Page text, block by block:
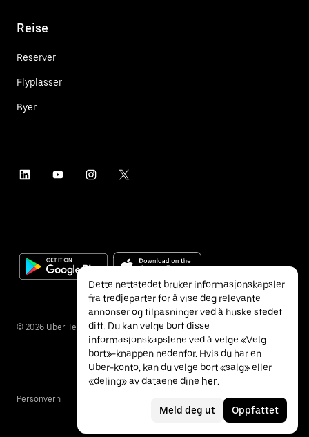
Reise
Reserver
Flyplasser
Byer
© 2026 Uber Technologies Inc.
Personvern
Dette nettstedet bruker informasjonskapsler
fra tredjeparter for å vise deg relevante
annonser og tilpasninger ved å huske stedet
ditt. Du kan velge bort disse
informasjonskapslene ved å velge «Velg
bort»-knappen nedenfor. Hvis du har en
Uber-konto, kan du velge bort «salg» eller
«deling» av dataene dine her.
Meld deg ut Oppfattet